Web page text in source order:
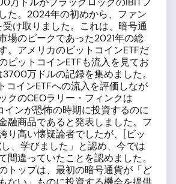
た。2024年の初めから、ファン
受け取りました。これは、暗号通
場のピークであった2021年の総
。アメリカのビットコインETFだ
ビットコインETFも流入を見てお
3700万ドルの記録を集めました。
コインETFへの流入を評価しなが
クのCEOラリー・フィンクは
インが恐怖の時期に投資するのに
融商品であると発表しました。フ
り高い懐疑論者でしたが、[ビッ
、学びました」と認め、今では
間違っていたことを認めました。
トップは、最初の暗号通貨が「ど